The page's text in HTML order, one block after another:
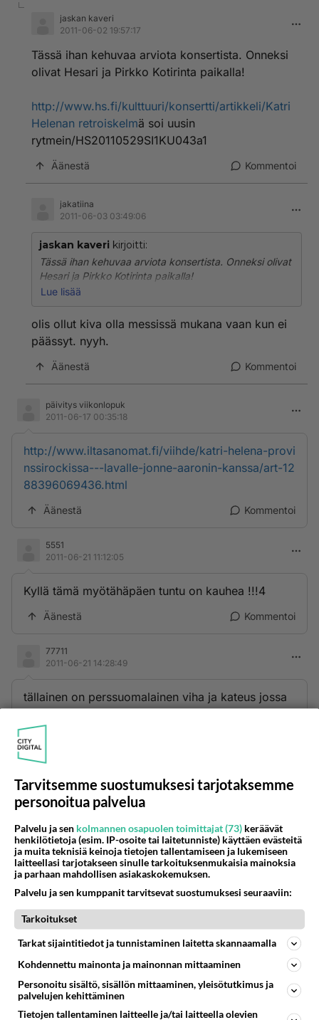
jaskan kaveri
2011-06-02 19:57:17
Tässä ihan kehuvaa arviota konsertista. Onneksi
olivat Hesari ja Pirkko Kotirinta paikalla!
http://www.hs.fi/kulttuuri/konsertti/artikkeli/Katri
Helenan retroiskelmä soi uusin
rytmein/HS20110529SI1KU043a1
Äänestä Kommentoi
jakatiina
2011-06-03 03:49:06
jaskan kaveri kirjoitti:
Tässä ihan kehuvaa arviota konsertista. Onneksi olivat
Hesari ja Pirkko Kotirinta paikalla!
an retroiskelm
ä soi uusin
Lue lisää
olis ollut kiva olla messissä mukana vaan kun ei
päässyt. nyyh.
Äänestä Kommentoi
päivitys viikonlopuk
2011-06-17 00:35:18
http://www.iltasanomat.fi/viihde/katri-helena-provi
nssirockissa---lavalle-jonne-aaronin-kanssa/art-12
88396069436.html
Äänestä Kommentoi
5551
2011-06-21 11:12:05
Kyllä tämä myötähäpäen tuntu on kauhea !!!4
Äänestä Kommentoi
77711
2011-06-21 14:28:49
tällainen on perssuomalainen viha ja kateus jossa
mollataan. syy on aina kyllä siinä kirjoittajassa
itsessään, kuten tämänkin häpeily. mistä muka
pitäis olla häpeellinen, pah KatrI Helena on nyt
parhaimmillansa..
Äänestä
JK
2011-08-10 22:16:25
VAI NIIN
Äänestä
JK
2011-08-10 22:19:56
VAI NIN
Tarvitsemme suostumuksesi tarjotaksemme
personoitua palvelua
Palvelu ja sen kolmannen osapuolen toimittajat (73) keräävät
henkilötietoja (esim. IP-osoite tai laitetunniste) käyttäen evästeitä
ja muita teknisiä keinoja tietojen tallentamiseen ja lukemiseen
laitteellasi tarjotakseen sinulle tarkoituksenmukaisia mainoksia
ja parhaan mahdollisen asiakaskokemuksen.
Palvelu ja sen kumppanit tarvitsevat suostumuksesi seuraaviin:
Tarkoitukset
Tarkat sijaintitiedot ja tunnistaminen laitetta skannaamalla
Kohdennettu mainonta ja mainonnan mittaaminen
Personoitu sisältö, sisällön mittaaminen, yleisötutkimus ja
palvelujen kehittäminen
Tietojen tallentaminen laitteelle ja/tai laitteella olevien